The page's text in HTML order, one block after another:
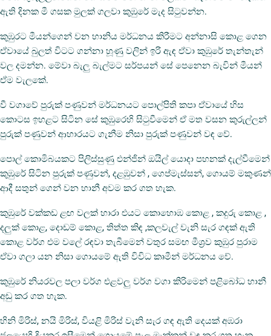
ඇති දිනක මී ගසක මුලක් ගලවා කුඹුරේ මැද සිටුවන්න.
කුඹුරට මීයන්ගෙන් වන හානිය මර්ධනය කිරීමට අන්නාසි කොළ ගෙන
ඒවායේ බුලත් විටට ගන්නා හූණු වලින් ඉරි ඇඳ ඒවා කුඹුරේ තැන්තැන්
වල දමන්න. මේවා බැලු බැල්මට සර්පයන් සේ පෙනෙන බැවින් මීයන්
ඒම වැලකේ.
වී වගාවේ පුරුක් පණුවන් මර්ධනයට පොල්පිති කපා ඒවායේ හිස
කොටස ඉහළට සිටින සේ කුඹුරෙහි සිටුවීමෙන් ඒ මත වසන කුරුල්ලන්
පුරුක් පණුවන් ආහාරයට ගැනීම නිසා පුරුක් පණුවන් වඳ වේ.
පොල් කොමිබයකට පිලිස්සුණු එන්ජින් ඔයිල් යොදා පහනක් දැල්වීමෙන්
කුඹුරේ සිටින පුරුක් පණුවන්, දළඹුවන් , ගෙප්මැස්සන්, ගොයම් මකුණන්
ආදී සතුන් ගෙන් වන හානී අවම කර ගත හැක.
කුඹුරේ වක්කඩ ළඟ වලක් හාරා එයට කොහොඹ කොළ , කදුරු කොළ ,
දලුක් කොළ, දොඩම් කොළ, තිත්ත කිඳ ,කලවැල් වැනි සැර ගඳක් ඇති
කොළ වර්ග එම වලේ රඳවා තැබීමෙන් වතුර සමඟ මීශ්‍රව කුඹුර පුරාම
ඒවා ගලා යන නිසා ගොයමේ ඇති විවිධ කෘමීන් මර්ධනය වේ.
කුඹුරේ නියරවල පලා වර්ග එළවලු වර්ග වගා කිරිමෙන් පළිබෝධ හානී
අඩු කර ගත හැක.
හිනි මිරිස්, නයි මිරිස්, වියළි මිරිස් වැනි සැර ගඳ ඇති දෙයක් අඹරා